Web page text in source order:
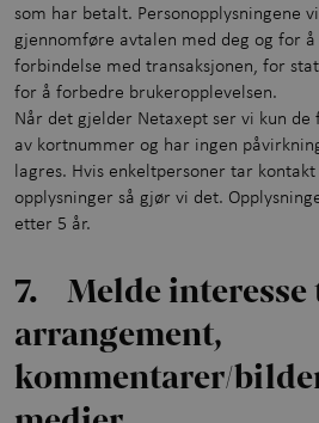
som har betalt. Personopplysningene
gjennomføre avtalen med deg og for
forbindelse med transaksjonen, for
for å forbedre brukeropplevelsen.
Når det gjelder Netaxept ser vi kun de
av kortnummer og har ingen
lagres. Hvis enkeltpersoner tar
opplysninger så gjør vi det.
etter 5 år.
7. Melde
arrangement,
kommentarer/